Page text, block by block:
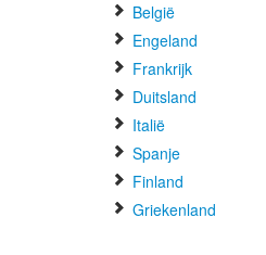
België
Engeland
Frankrijk
Duitsland
Italië
Spanje
Finland
Griekenland